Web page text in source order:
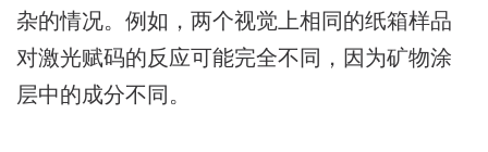
杂的情况。例如，两个视觉上相同的纸箱样品
对激光赋码的反应可能完全不同，因为矿物涂
层中的成分不同。